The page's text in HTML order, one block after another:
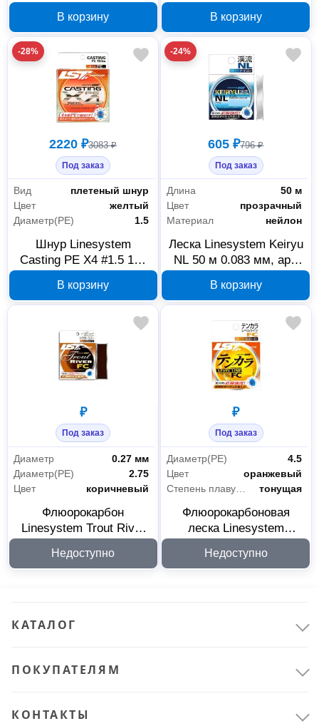
В корзину В корзину
-28%
2220 ₽3083 ₽
Под заказ
Вид
плетеный шнур
Цвет
желтый
Диаметр(PE)
1.5
Шнур Linesystem
Casting PE X4 #1.5 150
В корзину
-24%
605 ₽796 ₽
Под заказ
Длина
50 м
Цвет
прозрачный
Материал
нейлон
Леска Linesystem Keiryu
NL 50 м 0.083 мм, арт.
В корзину
₽
Под заказ
Диаметр
0.27 мм
Диаметр(PE)
2.75
Цвет
коричневый
Флюорокарбон
Linesystem Trout River
Недоступно
₽
Под заказ
Диаметр(PE)
4.5
Цвет
оранжевый
Степень плавучести
тонущая
Флюорокарбоновая
леска Linesystem
м #4.5 0.355 мм 01688
Недоступно
КАТАЛОГ
ПОКУПАТЕЛЯМ
КОНТАКТЫ